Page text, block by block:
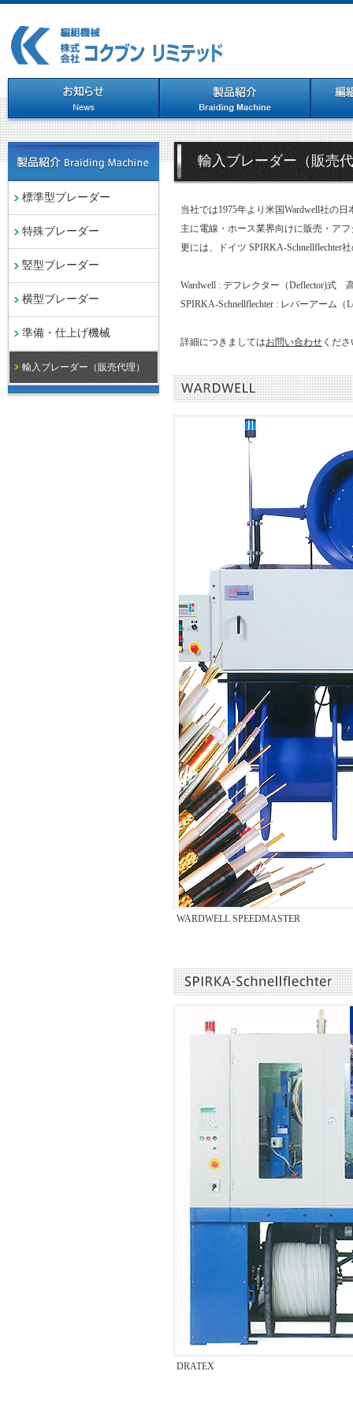
標準型ブレーダー
特殊ブレーダー
竪型ブレーダー
横型ブレーダー
準備・仕上げ機械
輸入ブレーダー（販売代理）
輸入ブレーダー（販売
当社では1975年より米国Wardwell社の
主に電線・ホース業界向けに販売・ア
更には、ドイツ SPIRKA-Schnellflechter
Wardwell : デフレクター（Deflector)式
SPIRKA-Schnellflechter : レバーアーム
詳細につきましてはお問い合わせ くだ
WARDWELL SPEEDMASTER
DRATEX